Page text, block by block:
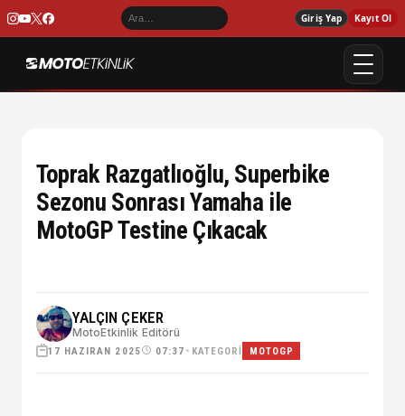
Giriş Yap Kayıt Ol
Toprak Razgatlıoğlu, Superbike
Sezonu Sonrası Yamaha ile
MotoGP Testine Çıkacak
YALÇIN ÇEKER
MotoEtkinlik Editörü
17 HAZIRAN 2025 07:37 • KATEGORI MOTOGP